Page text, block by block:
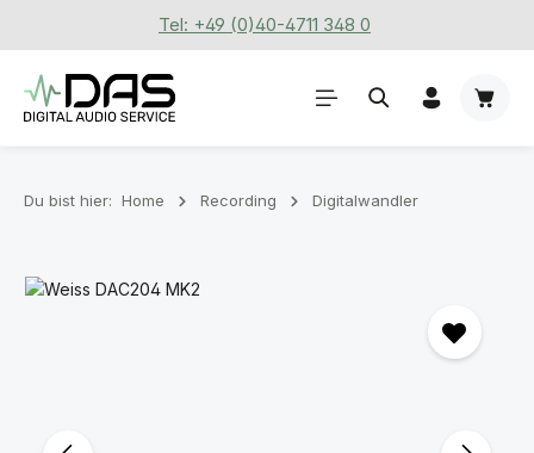
Zum Hauptinhalt springenTel: +49 (0)40-4711 348 0
Du bist hier: Home Recording Digitalwandler
Bildergalerie überspringen